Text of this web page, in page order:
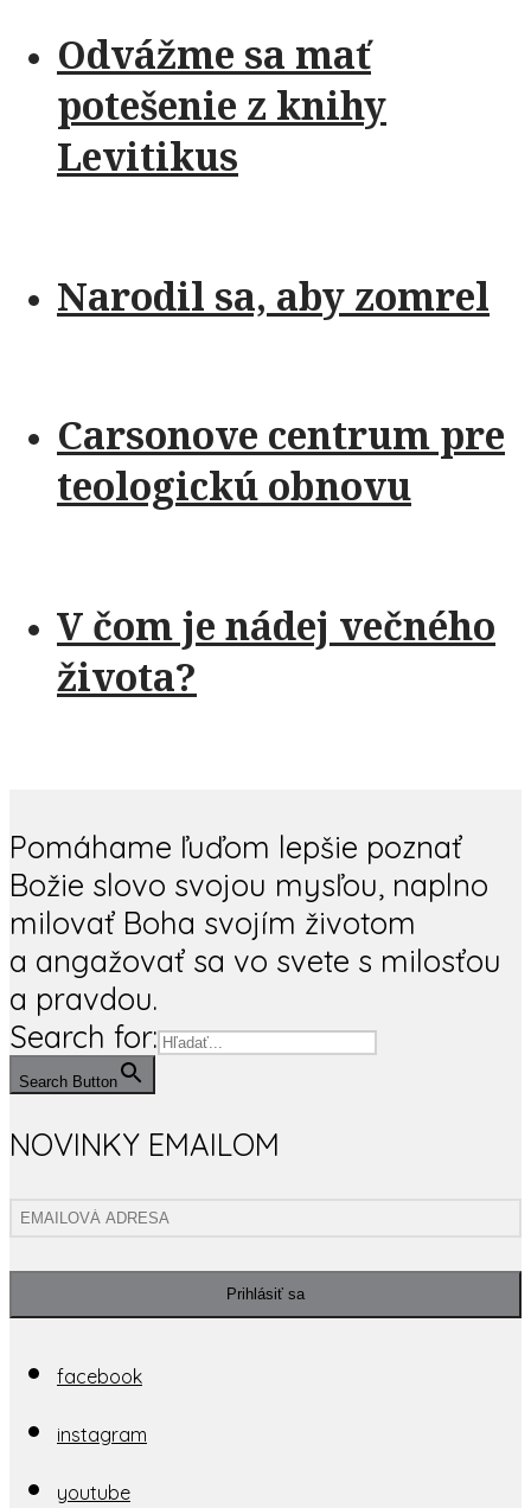
Odvážme sa mať
potešenie z knihy
Levitikus
Narodil sa, aby zomrel
Carsonove centrum pre
teologickú obnovu
V čom je nádej večného
života?
Pomáhame ľuďom lepšie poznať
Božie slovo svojou mysľou, naplno
milovať Boha svojím životom
a angažovať sa vo svete s milosťou
a pravdou.
Search for:
Search Button
NOVINKY EMAILOM
Prihlásiť sa
facebook
instagram
youtube